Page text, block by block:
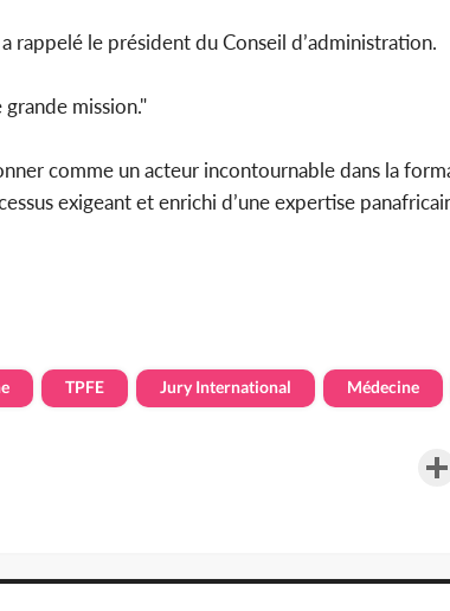
rappelé le président du Conseil d’administration.
mission."
comme un acteur incontournable dans la
exigeant et enrichi d’une expertise
TPFE Jury International Médecine